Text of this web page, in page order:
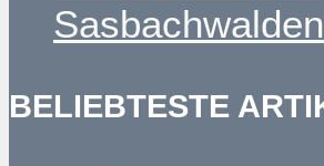
Sasbachwalden
BELIEBTESTE